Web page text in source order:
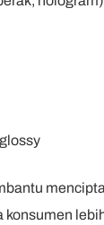
konsumen